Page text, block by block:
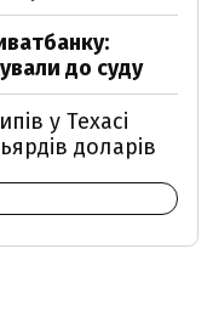
до суду
у Техасі
доларів